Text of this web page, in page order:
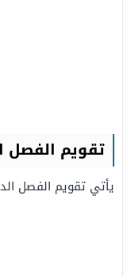
تقويم الفصل
يأتي تقويم الفصل